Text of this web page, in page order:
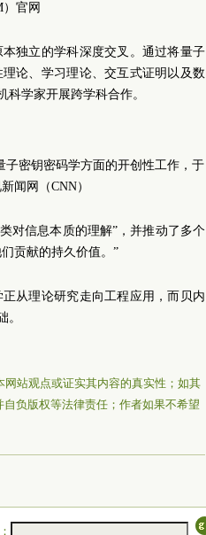
官网
独立的学科深度交叉。通过将量子
论、学习理论、交互式证明以及数
学家开展跨学科合作。
子密钥密码学方面的开创性工作，于
闻网（CNN）
对信息本质的理解”，并推动了多个
贡献的持久价值。”
从理论研究走向工程应用，而贝内
。
站观点或证实其内容的真实性；如其
负版权等法律责任；作者如果不希望